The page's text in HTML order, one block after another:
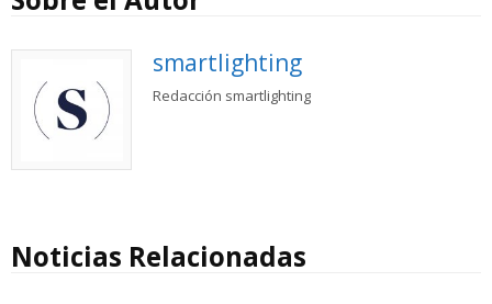
smartlighting
Redacción smartlighting
Noticias Relacionadas